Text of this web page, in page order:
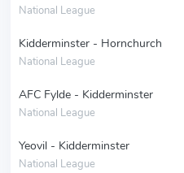
National League
Kidderminster - Hornchurch
National League
AFC Fylde - Kidderminster
National League
Yeovil - Kidderminster
National League